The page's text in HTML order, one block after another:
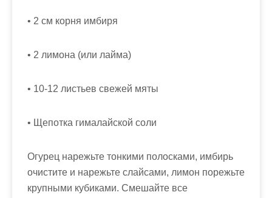
• 2 см корня имбиря
• 2 лимона (или лайма)
• 10-12 листьев свежей мяты
• Щепотка гималайской соли
Огурец нарежьте тонкими полосками, имбирь
очистите и нарежьте слайсами, лимон порежьте
крупными кубиками. Смешайте все